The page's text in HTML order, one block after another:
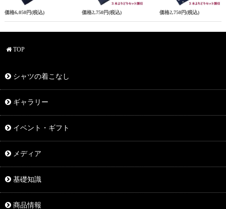
価格6,050円(税込) 価格2,750円(税込) 価格2,750円(税込)
TOP
シャツの着こなし
ギャラリー
イベント・ギフト
メディア
基礎知識
商品情報